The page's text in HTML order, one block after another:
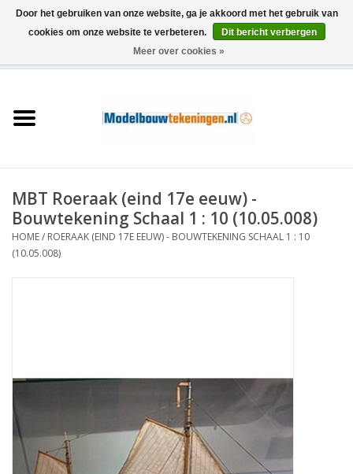
Schepen
Houtbouw
Scenery
Tijdschriften
Nieuwe tekeningen
MBT Roeraak (eind 17e eeuw) -
Bouwtekening Schaal 1 : 10 (10.05.008)
HOME/ ROERAAK (EIND 17E EEUW) - BOUWTEKENING SCHAAL 1 : 10
(10.05.008)
Door het gebruiken van onze website, ga je akkoord met het gebruik van
cookies om onze website te verbeteren.
Dit bericht verbergen
Meer over cookies »